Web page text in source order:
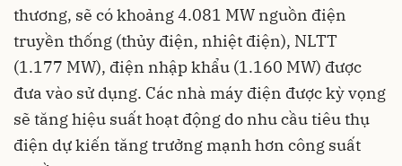
thương, sẽ có khoảng 4.081 MW nguồn điện
truyền thống (thủy điện, nhiệt điện), NLTT
(1.177 MW), điện nhập khẩu (1.160 MW) được
đưa vào sử dụng. Các nhà máy điện được kỳ vọng
sẽ tăng hiệu suất hoạt động do nhu cầu tiêu thụ
điện dự kiến tăng trưởng mạnh hơn công suất